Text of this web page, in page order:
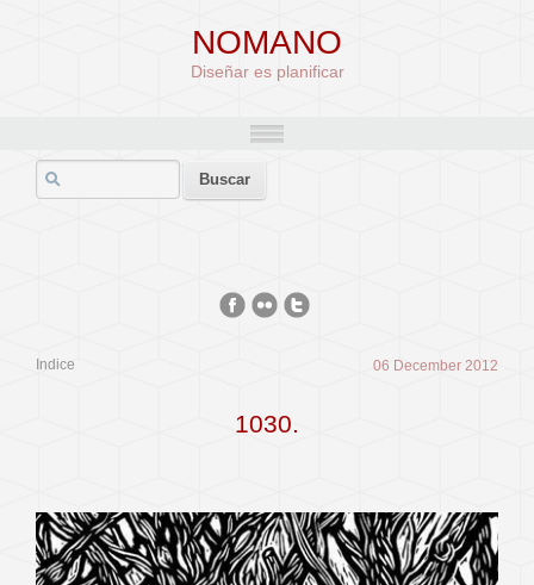
NOMANO
Diseñar es planificar
Indice 06 December 2012
1030.